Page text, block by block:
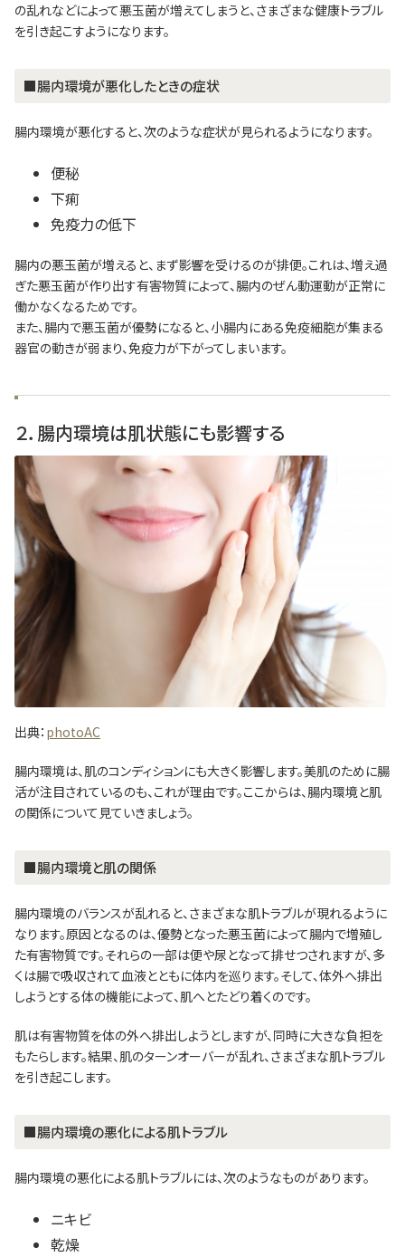
の乱れなどによって悪玉菌が増えてしまうと、さまざまな健康トラブル
を引き起こすようになります。
■腸内環境が悪化したときの症状
腸内環境が悪化すると、次のような症状が見られるようになります。
便秘
下痢
免疫力の低下
腸内の悪玉菌が増えると、まず影響を受けるのが排便。これは、増え過
ぎた悪玉菌が作り出す有害物質によって、腸内のぜん動運動が正常に
働かなくなるためです。
また、腸内で悪玉菌が優勢になると、小腸内にある免疫細胞が集まる
器官の動きが弱まり、免疫力が下がってしまいます。
２．腸内環境は肌状態にも影響する
出典： photoAC
腸内環境は、肌のコンディションにも大きく影響します。美肌のために腸
活が注目されているのも、これが理由です。ここからは、腸内環境と肌
の関係について見ていきましょう。
■腸内環境と肌の関係
腸内環境のバランスが乱れると、さまざまな肌トラブルが現れるように
なります。原因となるのは、優勢となった悪玉菌によって腸内で増殖し
た有害物質です。それらの一部は便や尿となって排せつされますが、多
くは腸で吸収されて血液とともに体内を巡ります。そして、体外へ排出
しようとする体の機能によって、肌へとたどり着くのです。
肌は有害物質を体の外へ排出しようとしますが、同時に大きな負担を
もたらします。結果、肌のターンオーバーが乱れ、さまざまな肌トラブル
を引き起こします。
■腸内環境の悪化による肌トラブル
腸内環境の悪化による肌トラブルには、次のようなものがあります。
ニキビ
乾燥